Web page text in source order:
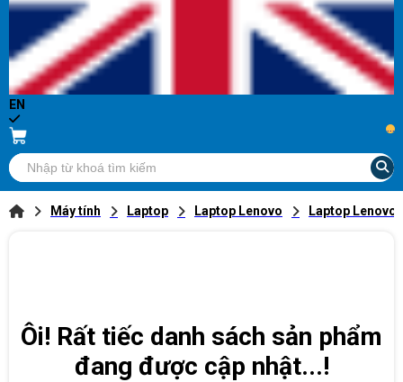
EN
...
Máy tính Laptop Laptop Lenovo Laptop Lenovo
Ôi! Rất tiếc danh sách sản phẩm
đang được cập nhật...!